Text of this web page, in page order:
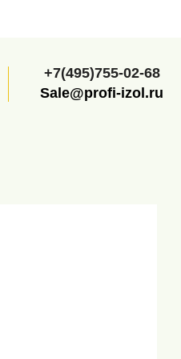
+7(495)755-02-68
Sale@profi-izol.ru